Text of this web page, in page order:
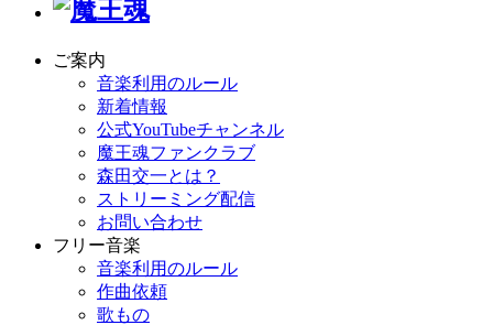
ご案内
音楽利用のルール
新着情報
公式YouTubeチャンネル
魔王魂ファンクラブ
森田交一とは？
ストリーミング配信
お問い合わせ
フリー音楽
音楽利用のルール
作曲依頼
歌もの